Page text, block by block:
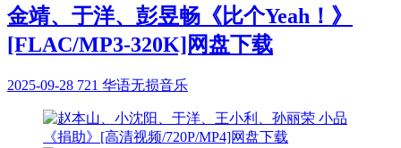
金靖、于洋、彭昱畅《比个Yeah！》
[FLAC/MP3-320K]网盘下载
2025-09-28 721 华语无损音乐